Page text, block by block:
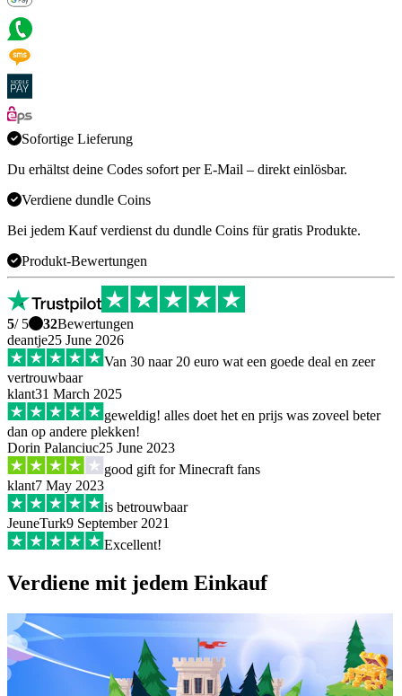
Sofortige Lieferung
Du erhältst deine Codes sofort per E-Mail – direkt einlösbar.
Verdiene dundle Coins
Bei jedem Kauf verdienst du dundle Coins für gratis Produkte.
Produkt-Bewertungen
5/ 5 32Bewertungen
deantje25 June 2026
Van 30 naar 20 euro wat een goede deal en zeer
vertrouwbaar
klant31 March 2025
geweldig! alles doet het en prijs was zoveel beter
dan op andere plekken!
Dorin Palanciuc25 June 2023
good gift for Minecraft fans
klant7 May 2023
is betrouwbaar
JeuneTurk9 September 2021
Excellent!
Verdiene mit jedem Einkauf